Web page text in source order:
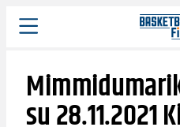
Siirry
sisältöön
su 28.11.2021